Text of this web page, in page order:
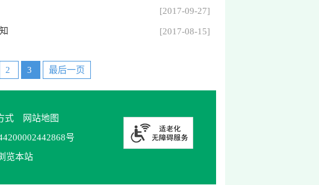
[2017-09-27]
[2017-08-15]
2 3 最后一页
式
网站地图
号
览本站